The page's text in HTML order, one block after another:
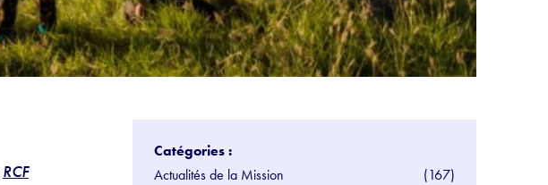
RCF
Catégories :
Actualités de la Mission
(167)